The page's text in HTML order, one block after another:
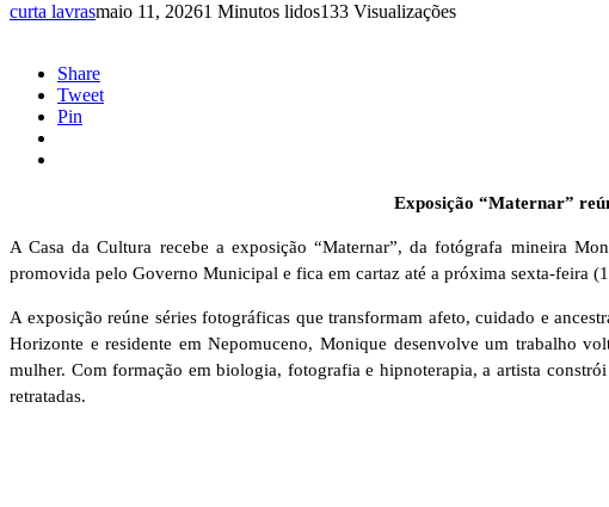
curta lavrasmaio 11, 20261 Minutos lidos133 Visualizações
Share
Tweet
Pin
Exposição “Maternar”
ACasa da Cultura recebe a exposição “Maternar”, da fotógrafa mineira
promovida pelo Governo Municipal e fica em cartaz até a próxima sexta-feira
A exposição reúne séries fotográficas que transformam afeto, cuidado e
Horizonte e residente em Nepomuceno, Monique desenvolve um trabalho
mulher. Com formação em biologia, fotografia e hipnoterapia, a artista
retratadas.